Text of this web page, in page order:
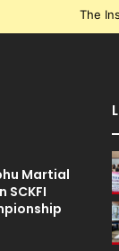
The
Martial
SCKFI